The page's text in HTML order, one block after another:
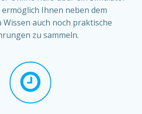
ermöglich Ihnen neben dem
auch noch praktische
zu sammeln.